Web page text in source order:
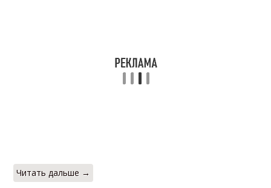
Читать дальше →